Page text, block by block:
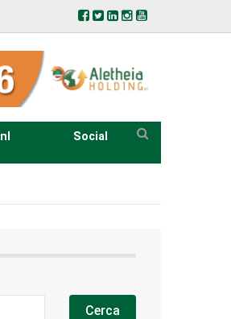
Social
Cerca